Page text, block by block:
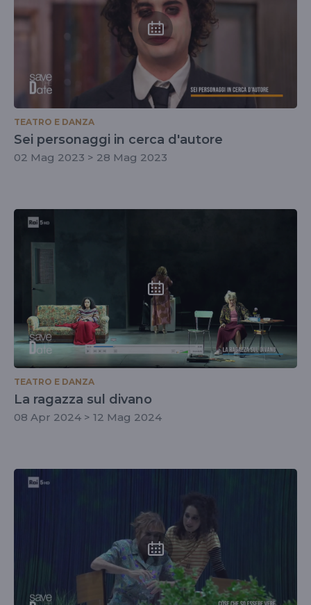
TEATRO E DANZA
Sei personaggi in cerca d'autore
02 Mag 2023 > 28 Mag 2023
TEATRO E DANZA
La ragazza sul divano
08 Apr 2024 > 12 Mag 2024